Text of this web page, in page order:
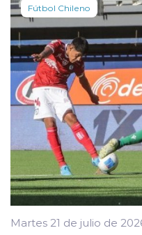
Fútbol Chileno
Martes 21 de julio de